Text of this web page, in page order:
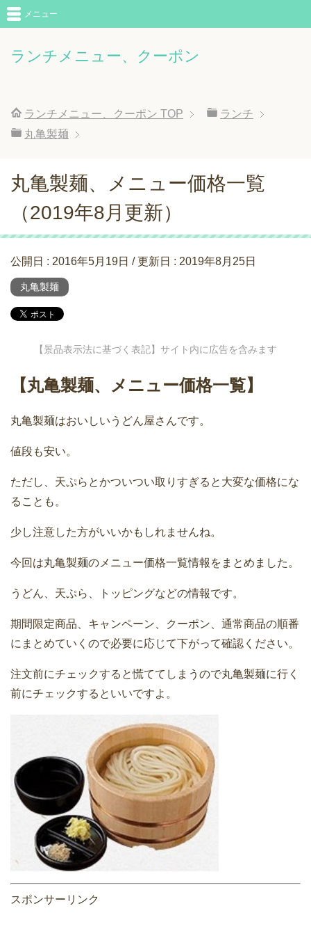
ランチメニュー、クーポン
メニュー
ランチメニュー、クーポン TOP
ランチ
丸亀製麺
丸亀製麺、メニュー価格一覧
（2019年8月更新）
公開日 : 2016年5月19日 / 更新日 : 2019年8月25日
丸亀製麺
【景品表示法に基づく表記】サイト内に広告を含みます
【丸亀製麺、メニュー価格一覧】
丸亀製麺はおいしいうどん屋さんです。
値段も安い。
ただし、天ぷらとかついつい取りすぎると大変な価格にな
ることも。
少し注意した方がいいかもしれませんね。
今回は丸亀製麺のメニュー価格一覧情報をまとめました。
うどん、天ぷら、トッピングなどの情報です。
期間限定商品、キャンペーン、クーポン、通常商品の順番
にまとめていくので必要に応じて下がって確認ください。
注文前にチェックすると慌ててしまうので丸亀製麺に行く
前にチェックするといいですよ。
スポンサーリンク